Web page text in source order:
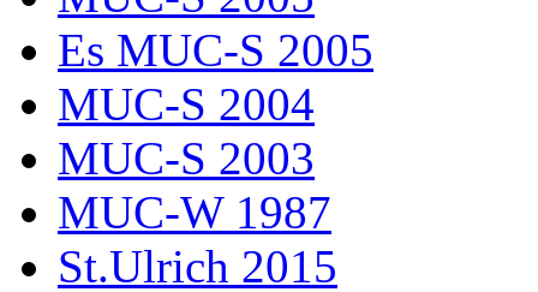
Es MUC-S 2005
MUC-S 2004
MUC-S 2003
MUC-W 1987
St.Ulrich 2015